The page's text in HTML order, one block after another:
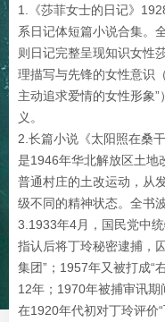
1.《莎菲女士的日记》
系日记体短篇小说合集。
则日记完整呈现知识女性
理描写与先锋的女性意识
主动追求爱情的女性形象
义。
2.长篇小说《太阳照在桑
是1946年华北解放区土地
普通村庄的土改运动，从
级不同的精神状态。全书
3.1933年4月，国民党中
指认后将丁玲秘密逮捕，
集团”；1957年又被打成“
12年；1970年被捕审讯期
在1920年代初对丁玲评价